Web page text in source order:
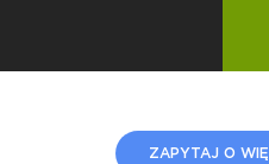
ZAPYTAJ O